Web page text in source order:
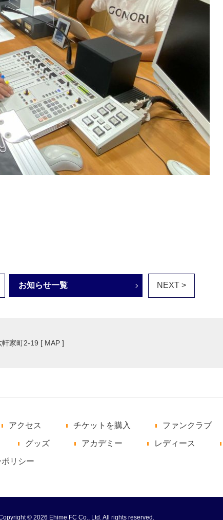
お知らせ一覧 NEXT >
家町2-19 [ MAP ]
アクセス チケットを購入 ファンクラブ
グッズ アカデミー レディース
リシー
© 2026 Ehime FC Co., Ltd. All rights reserved.